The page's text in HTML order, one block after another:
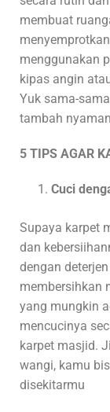
membuat
menggunakan
kipas angin
Yuk sama-
tambah
5 TIPS AGAR
Cuci
Supaya karpet
dan
dengan
membersihkan
yang mungkin
mencucinya
karpet masjid.
wangi, kamu
disekitarmu